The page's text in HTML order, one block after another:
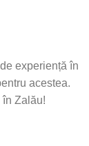
experiență în
acestea.
Zalău!